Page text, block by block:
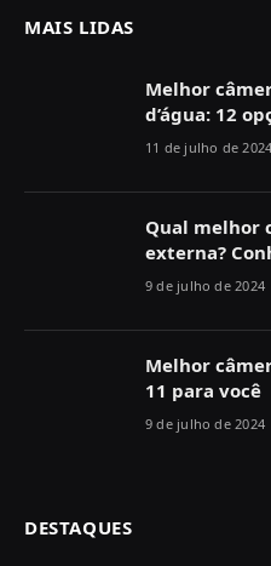
MAIS LIDAS
Melhor
d’água: 12
11 de julho de 2024
Qual melhor
externa?
9 de julho de 2024
Melhor
11 para você
9 de julho de 2024
DESTAQUES